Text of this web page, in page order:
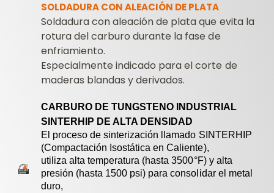
SOLDADURA CON ALEACIÓN DE PLATA
Soldadura con aleación de plata que evita la
rotura del carburo durante la fase de
enfriamiento.
Especialmente indicado para el corte de
maderas blandas y derivados.
CARBURO DE TUNGSTENO INDUSTRIAL
SINTERHIP DE ALTA DENSIDAD
El proceso de sinterización llamado SINTERHIP
(Compactación Isostática en Caliente),
utiliza alta temperatura (hasta 3500°F) y alta
presión (hasta 1500 psi) para consolidar el metal
duro,